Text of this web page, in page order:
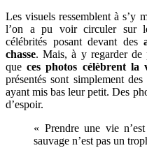
Les visuels ressemblent à s’y
l’on a pu voir circuler sur
célébrités posant devant des
chasse. Mais, à y regarder de
queces photos célèbrent la
présentés sont simplement
ayant mis bas leur petit. Des
d’espoir.
« Prendre une vie
sauvage n’est pas un